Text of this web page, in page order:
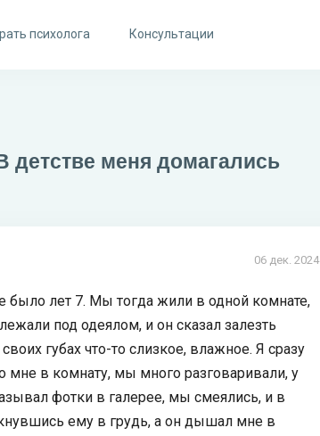
психолога Консультации
детстве меня домагались
06 дек. 2024
лет 7. Мы тогда жили в одной комнате,
под одеялом, и он сказал залезть
губах что-то слизкое, влажное. Я сразу
мне в комнату, мы много разговаривали, у
фотки в галерее, мы смеялись, и в
ему в грудь, а он дышал мне в